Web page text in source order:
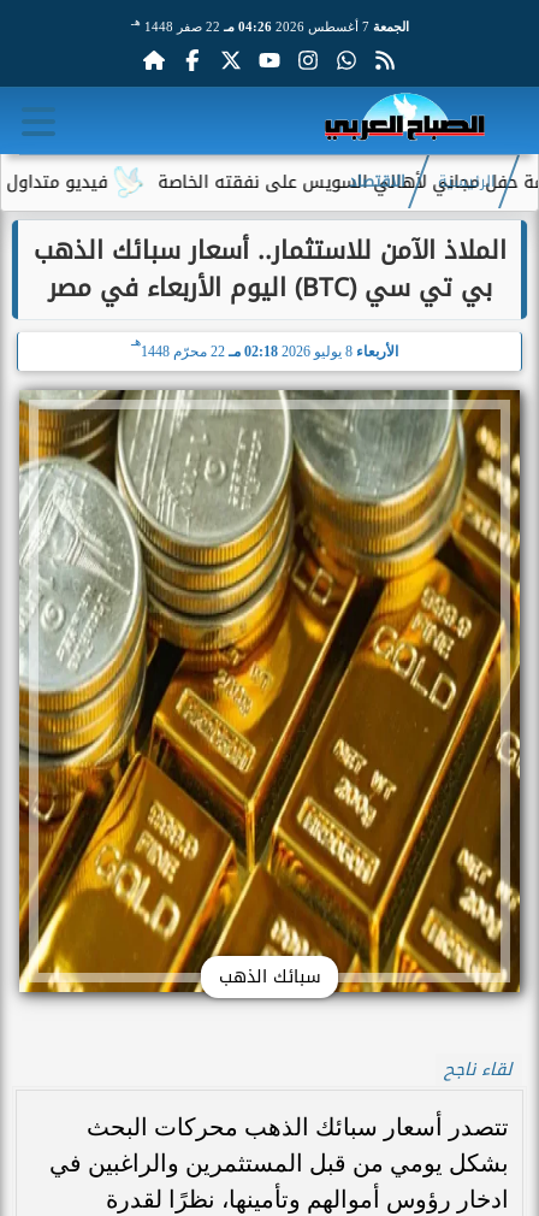
الجمعة 7 أغسطس 2026 04:26 مـ 22 صفر 1448 هـ
فيديو متداول لسيدة لأهالي السويس على نفقته الخاصة
الرئيسية الاقتصاد
الملاذ الآمن للاستثمار.. أسعار سبائك الذهب
بي تي سي (BTC) اليوم الأربعاء في مصر
الأربعاء 02:18 مـ 22 محرّم 1448
هـ
سبائك الذهب
لقاء ناجح
تتصدر أسعار سبائك الذهب محركات البحث
بشكل يومي من قبل المستثمرين والراغبين في
ادخار رؤوس أموالهم وتأمينها، نظرًا لقدرة